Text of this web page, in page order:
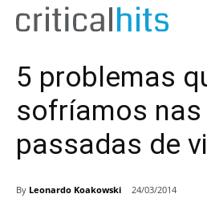
5 problemas
sofríamos
passadas de
By Leonardo Koakowski 24/03/2014